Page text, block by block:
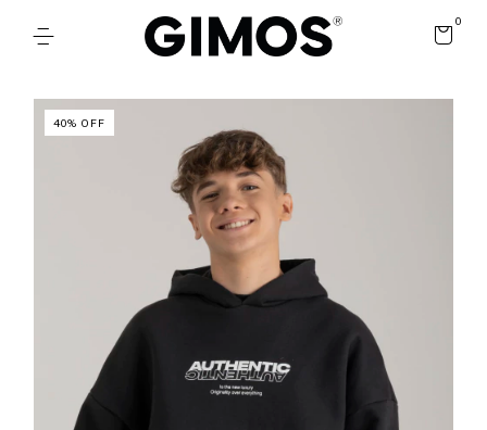
0
40% OFF